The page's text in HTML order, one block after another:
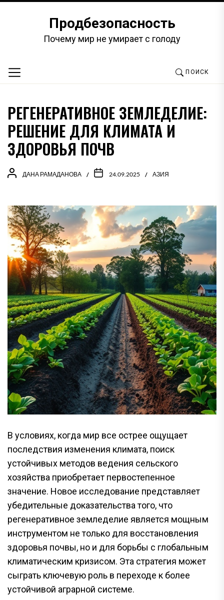
содержимомуПродбезопасность
Почему мир не умирает с голоду
ПОИСК
РЕГЕНЕРАТИВНОЕ ЗЕМЛЕДЕЛИЕ:
РЕШЕНИЕ ДЛЯ КЛИМАТА И
ЗДОРОВЬЯ ПОЧВ
ДАНА РАМАДАНОВА 24.09.2025 АЗИЯ
В условиях, когда мир все острее ощущает
последствия изменения климата, поиск
устойчивых методов ведения сельского
хозяйства приобретает первостепенное
значение. Новое исследование представляет
убедительные доказательства того, что
регенеративное земледелие является мощным
инструментом не только для восстановления
здоровья почвы, но и для борьбы с глобальным
климатическим кризисом. Эта стратегия может
сыграть ключевую роль в переходе к более
устойчивой аграрной системе.